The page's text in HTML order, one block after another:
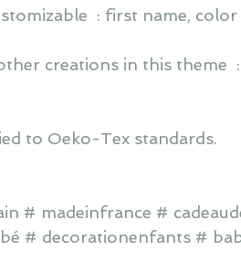
: first name, color
creations in this theme
to Oeko-Tex standards.
# madeinfrance #
# decorationenfants #